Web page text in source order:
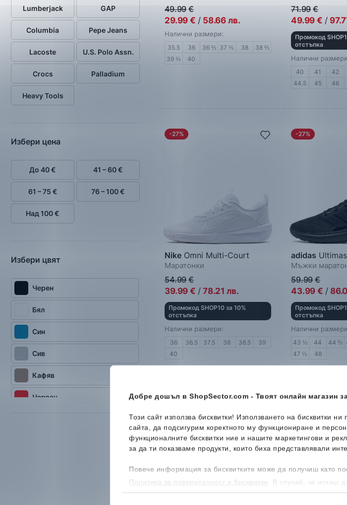
Добре дошъл в ShopSector.com - Твоят онлайн магазин
Този сайт използва бисквитки! Използването на бисквитки
сайта, да подсигурим коректното му функциониране и
функционалните бисквитки ние и нашите маркетингови и
за да ти показваме продукти, които биха представлявали
Повече информация за бисквитките може да получиш като
Политика за поверителност и бисквитки
. В случай, че искаш
бисквитките, можеш да го направиш от опцията за
Lumberjack GAP
Columbia Pepe Jeans
Lacoste U.S. Polo Assn.
Crocs Palladium
Heavy Tools
Избери цена
До 40 € 41 – 60 €
61 – 75 € 76 – 100 €
Над 100 €
Избери цвят
Черен
Бял
Син
Сив
Кафяв
Червен
49.99 €
29.99 € / 58.66 лв.
Налични размери:
35.5 36 36 ⅔ 37 ⅓ 38
38 ⅔
39 ⅓
40
71.99 €
49.99 € /
Промокод
отстъпка
Налични
40 41 42
44.5
45 46
-27%
Nike Omni Multi-Court
Маратонки
54.99 €
39.99 € / 78.21 лв.
Промокод SHOP10 за 10%
отстъпка
Налични размери:
36 36.5 37.5 38 38.5
39
40
-27%
adidas
Мъжки
59.99 €
43.99 € /
Промокод
отстъпка
Налични
43 ⅓ 44 44 ⅔
47 ⅓
48
-33% -28%